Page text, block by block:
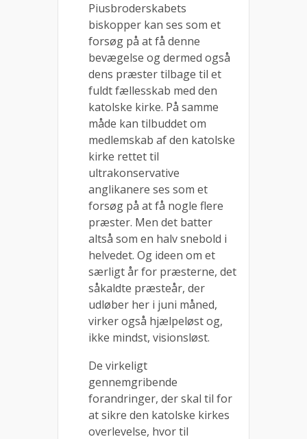
Piusbroderskabets
biskopper kan ses som et
forsøg på at få denne
bevægelse og dermed også
dens præster tilbage til et
fuldt fællesskab med den
katolske kirke. På samme
måde kan tilbuddet om
medlemskab af den katolske
kirke rettet til
ultrakonservative
anglikanere ses som et
forsøg på at få nogle flere
præster. Men det batter
altså som en halv snebold i
helvedet. Og ideen om et
særligt år for præsterne, det
såkaldte præsteår, der
udløber her i juni måned,
virker også hjælpeløst og,
ikke mindst, visionsløst.
De virkeligt
gennemgribende
forandringer, der skal til for
at sikre den katolske kirkes
overlevelse, hvor til